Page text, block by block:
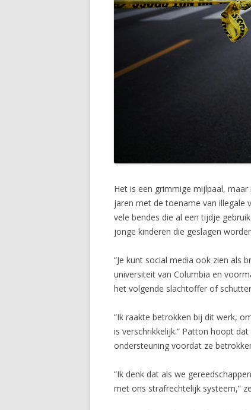
Het is een grimmige mijlpaal,
jaren met de toename van illegale
vele bendes die al een tijdje
jonge kinderen die geslagen
“Je kunt social media ook zien als
universiteit van Columbia en
het volgende slachtoffer of
“Ik raakte betrokken bij dit werk,
is verschrikkelijk.” Patton hoopt
ondersteuning voordat ze
“Ik denk dat als we
met ons strafrechtelijk systeem,”